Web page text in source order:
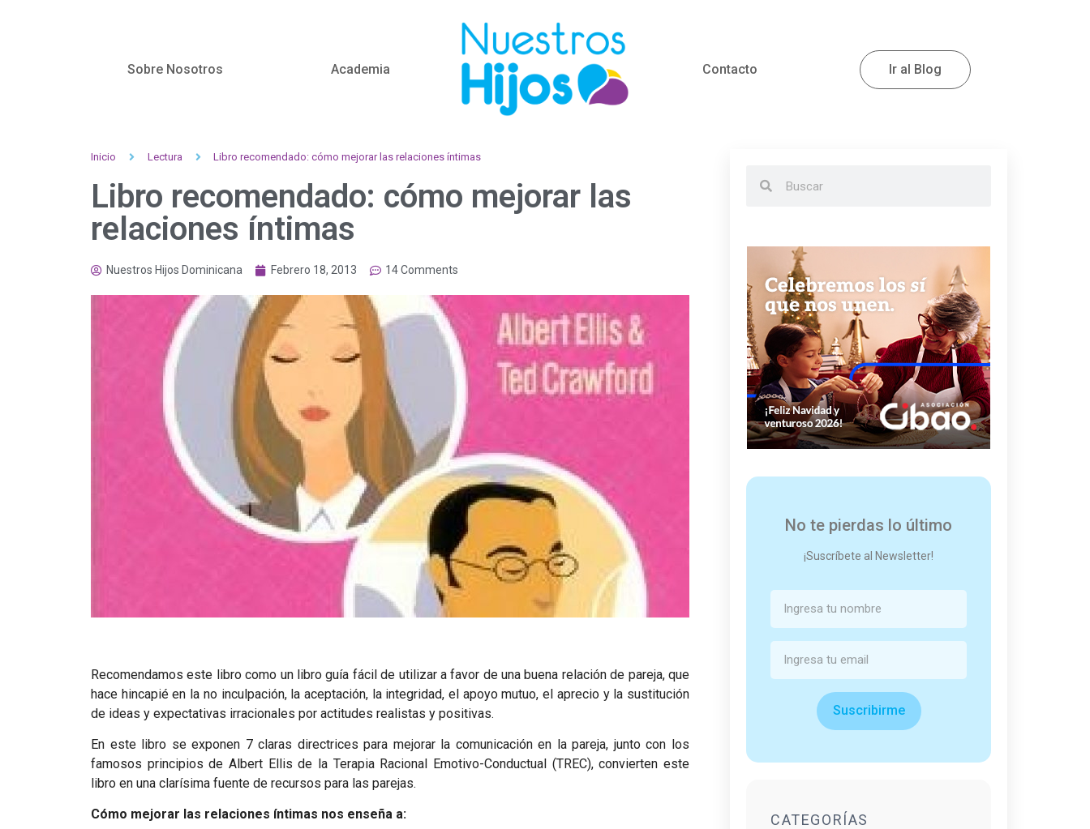
Sobre Nosotros Academia Contacto Ir al Blog
Inicio Lectura Libro recomendado: cómo mejorar las relaciones íntimas
Libro recomendado: cómo mejorar las
relaciones íntimas
Nuestros Hijos Dominicana Febrero 18, 2013 14 Comments
Recomendamos este libro como un libro guía fácil de utilizar a favor de una buena relación de pareja, que
hace hincapié en la no inculpación, la aceptación, la integridad, el apoyo mutuo, el aprecio y la sustitución
de ideas y expectativas irracionales por actitudes realistas y positivas.
En este libro se exponen 7 claras directricespara mejorar la comunicación en la pareja, junto con los
famosos principios de Albert Ellis de la Terapia Racional Emotivo-Conductual (TREC), convierten este
libro en una clarísima fuente de recursos para las parejas.
Cómo mejorar las relaciones íntimas nos enseña a:
No te pierdas lo último
¡Suscríbete al Newsletter!
Suscribirme
CATEGORÍAS